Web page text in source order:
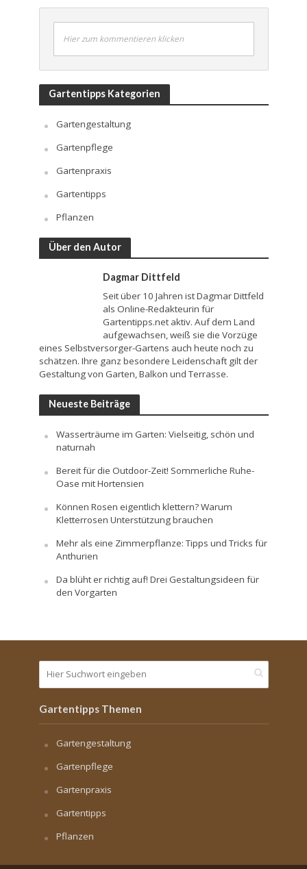
Hier zum kommentieren klicken
Gartentipps Kategorien
Gartengestaltung
Gartenpflege
Gartenpraxis
Gartentipps
Pflanzen
Über den Autor
Dagmar Dittfeld
Seit über 10 Jahren ist Dagmar Dittfeld
als Online-Redakteurin für
Gartentipps.net aktiv. Auf dem Land
aufgewachsen, weiß sie die Vorzüge
eines Selbstversorger-Gartens auch heute noch zu
schätzen. Ihre ganz besondere Leidenschaft gilt der
Gestaltung von Garten, Balkon und Terrasse.
Neueste Beiträge
Wasserträume im Garten: Vielseitig, schön und
naturnah
Bereit für die Outdoor-Zeit! Sommerliche Ruhe-
Oase mit Hortensien
Können Rosen eigentlich klettern? Warum
Kletterrosen Unterstützung brauchen
Mehr als eine Zimmerpflanze: Tipps und Tricks für
Anthurien
Da blüht er richtig auf! Drei Gestaltungsideen für
den Vorgarten
Gartentipps Themen
Gartengestaltung
Gartenpflege
Gartenpraxis
Gartentipps
Pflanzen